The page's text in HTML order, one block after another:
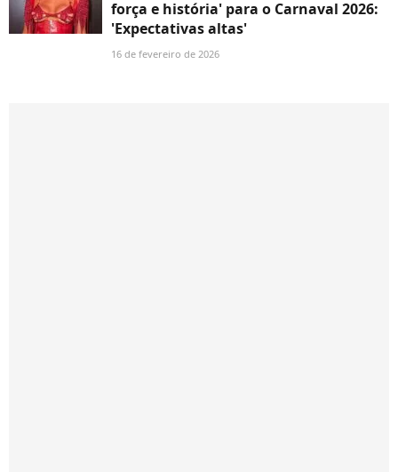
força e história' para o Carnaval 2026:
'Expectativas altas'
16 de fevereiro de 2026